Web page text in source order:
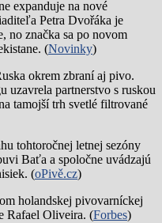
expanduje na nové
Petra Dvořáka je
no značka sa po novom
(Novinky)
okrem zbraní aj pivo.
uzavrela partnerstvo s ruskou
tamojší trh svetlé filtrované
tohtoročnej letnej sezóny
Baťa a spoločne uvádzajú
(oPivě.cz)
holandskej pivovarníckej
Rafael Oliveira. (Forbes)